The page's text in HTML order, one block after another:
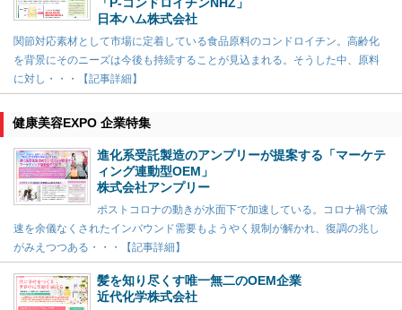
日本ハム株式会社
関節対応素材として市場に定着している食品原料のコンドロイチン。高齢化
を背景にそのニーズは今後も持続することが見込まれる。そうした中、原料
に対し・・・【記事詳細】
健康美容EXPO 企業特集
進化系受託製造のアンプリーが提案する「マーケテ
ィング連動型OEM」
株式会社アンプリー
ポストコロナの動きが水面下で加速している。コロナ禍で減
速を余儀なくされたインバウンド需要もようやく規制が解かれ、復調の兆し
がみえつつある・・・【記事詳細】
髪を知り尽くす唯一無二のOEM企業
近代化学株式会社